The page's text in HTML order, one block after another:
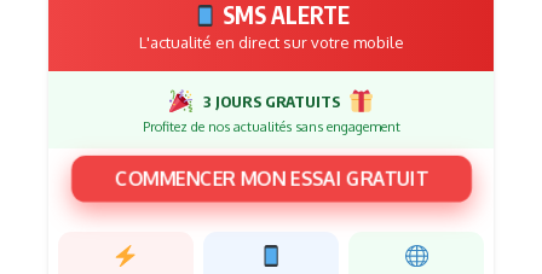
SMS ALERTE
L'actualité en direct sur votre mobile
3 JOURS GRATUITS
Profitez de nos actualités sans engagement
COMMENCER MON ESSAI GRATUIT